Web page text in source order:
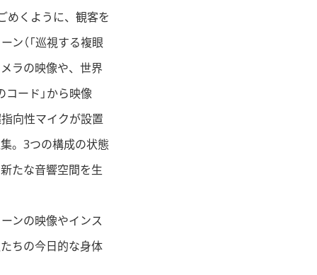
めくように、観客を
（「巡視する複眼
ラの映像や、世界
ード」から映像
向性マイクが設置
。3つの構成の状態
たな音響空間を生
ンの映像やインス
ちの今日的な身体